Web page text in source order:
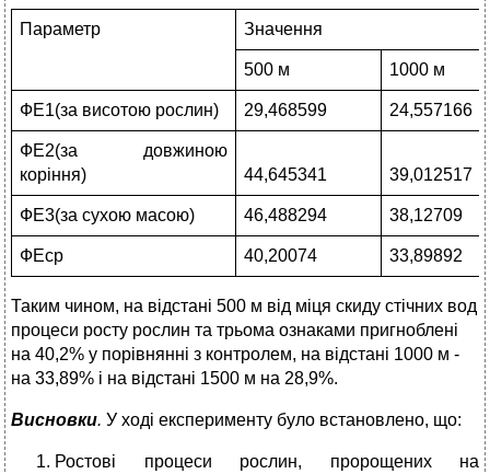
Параметр Значення
500 м 1000 м
ФЕ1(за висотою рослин) 29,468599 24,557166
ФЕ2(за довжиною
коріння)
44,645341 39,012517
ФЕ3(за сухою масою) 46,488294 38,12709
ФЕср 40,20074 33,89892
Таким чином, на відстані 500 м від міця скиду стічних вод
процеси росту рослин та трьома ознаками пригноблені
на 40,2% у порівнянні з контролем, на відстані 1000 м -
на 33,89% і на відстані 1500 м на 28,9%.
Висновки. У ході експерименту було встановлено, що:
Ростові процеси рослин, пророщених на